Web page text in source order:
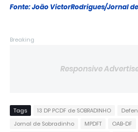
Fonte: João VictorRodrigues/Jornal
Breaking
Responsive
Tags 13 DP PCDF de SOBRADINHO
Jornal de Sobradinho
MPDFT OAB-DF